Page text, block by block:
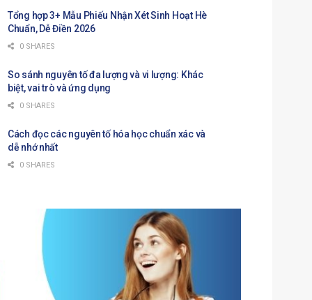
Tổng hợp 3+ Mẫu Phiếu Nhận Xét Sinh Hoạt Hè
Chuẩn, Dễ Điền 2026
0 SHARES
So sánh nguyên tố đa lượng và vi lượng: Khác
biệt, vai trò và ứng dụng
0 SHARES
Cách đọc các nguyên tố hóa học chuẩn xác và
dễ nhớ nhất
0 SHARES